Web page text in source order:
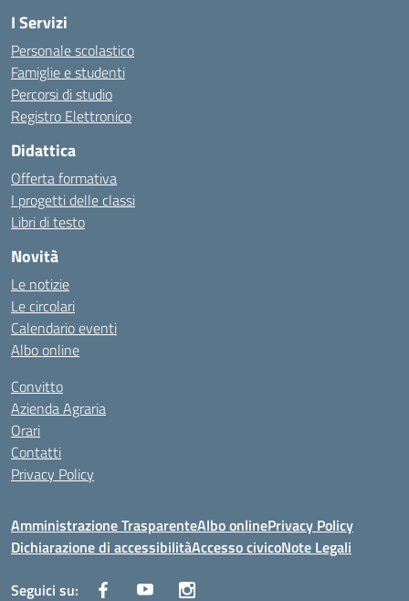
I Servizi
Personale scolastico
Famiglie e studenti
Percorsi di studio
Registro Elettronico
Didattica
Offerta formativa
I progetti delle classi
Libri di testo
Novità
Le notizie
Le circolari
Calendario eventi
Albo online
Convitto
Azienda Agraria
Orari
Contatti
Privacy Policy
Amministrazione TrasparenteAlbo onlinePrivacy Policy
Dichiarazione di accessibilitàAccesso civicoNote Legali
Seguici su: